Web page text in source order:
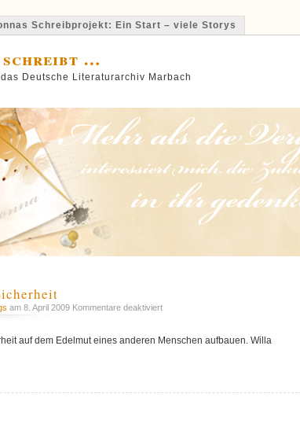
Schreibprojekt: Ein Start – viele Storys
schreibt …
Deutsche Literaturarchiv Marbach
am 8. April 2009 Kommentare deaktiviertfür
Sicherheit
auf dem Edelmut eines anderen Menschen aufbauen. Willa